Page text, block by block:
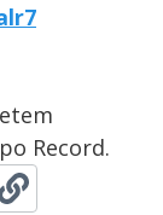
Record.